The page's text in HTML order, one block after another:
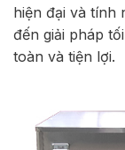
hiện đại và tính
đến giải pháp
toàn và tiện lợi.